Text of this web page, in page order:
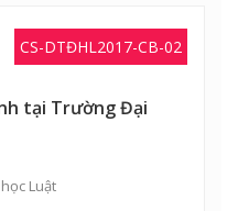
CS-DTĐHL2017-CB-02
tại Trường Đại
Luật